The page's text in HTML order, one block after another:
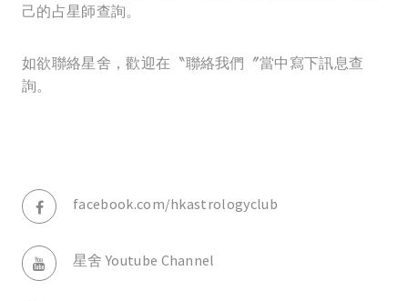
己的占星師查詢。
如欲聯絡星舍，歡迎在〝聯絡我們〞當中寫下訊息查
詢。
facebook.com/hkastrologyclub
星舍 Youtube Channel